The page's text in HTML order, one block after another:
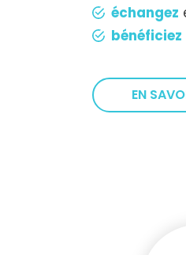
échangez
bénéficiez
EN